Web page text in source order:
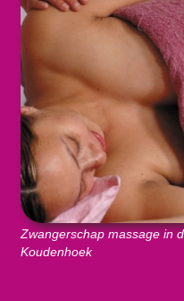
Zwangerschap massage in
Koudenhoek